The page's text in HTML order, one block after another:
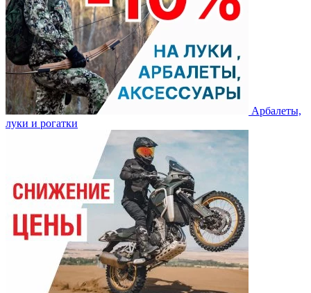
Арбалеты,
луки и рогатки